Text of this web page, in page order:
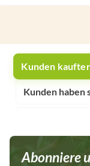
Kunden
Kunden haben
Abonniere